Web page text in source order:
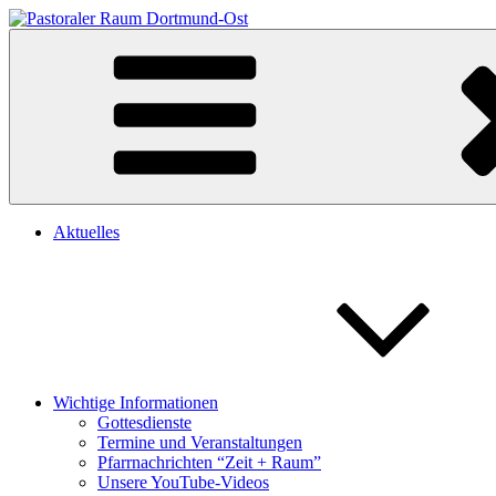
Zum
Inhalt
Heilige Schutzengel Dortmund
Herzlich willkommen auf unserer Homepage
Aktuelles
Wichtige Informationen
Gottesdienste
Termine und Veranstaltungen
Pfarrnachrichten “Zeit + Raum”
Unsere YouTube-Videos